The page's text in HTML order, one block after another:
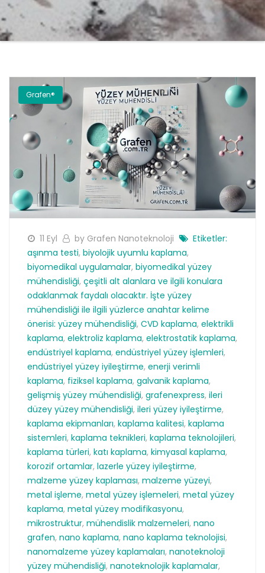
Grafen®
11 Eyl by Grafen Nanoteknoloji
Etiketler:
aşınma testi, biyolojik uyumlu kaplama,
biyomedikal uygulamalar, biyomedikal yüzey
mühendisliği, çeşitli alt alanlara ve ilgili konulara
odaklanmak faydalı olacaktır. İşte yüzey
mühendisliği ile ilgili yüzlerce anahtar kelime
önerisi: yüzey mühendisliği, CVD kaplama, elektrikli
kaplama, elektroliz kaplama, elektrostatik kaplama,
endüstriyel kaplama, endüstriyel yüzey işlemleri,
endüstriyel yüzey iyileştirme, enerji verimli
kaplama, fiziksel kaplama, galvanik kaplama,
gelişmiş yüzey mühendisliği, grafenexpress, ileri
düzey yüzey mühendisliği, ileri yüzey iyileştirme,
kaplama ekipmanları, kaplama kalitesi, kaplama
sistemleri, kaplama teknikleri, kaplama teknolojileri,
kaplama türleri, katı kaplama, kimyasal kaplama,
korozif ortamlar, lazerle yüzey iyileştirme,
malzeme yüzey kaplaması, malzeme yüzeyi,
metal işleme, metal yüzey işlemeleri, metal yüzey
kaplama, metal yüzey modifikasyonu,
mikrostruktur, mühendislik malzemeleri, nano
grafen, nano kaplama, nano kaplama teknolojisi,
nanomalzeme yüzey kaplamaları, nanoteknoloji
yüzey mühendisliği, nanoteknolojik kaplamalar,